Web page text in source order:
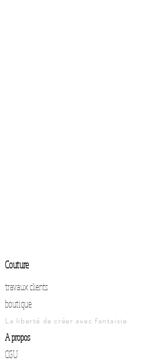
Couture
travaux clients
boutique
La liberté de créer avec fantaisie
A propos
CGU